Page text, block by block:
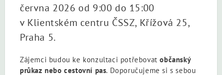
června 2026 od 9:00 do 15:00
v Klientském centru ČSSZ, Křížová 25,
Praha 5.
Zájemci budou ke konzultaci potřebovatobčanský
průkaz nebo cestovní pas. Doporučujeme si s sebou